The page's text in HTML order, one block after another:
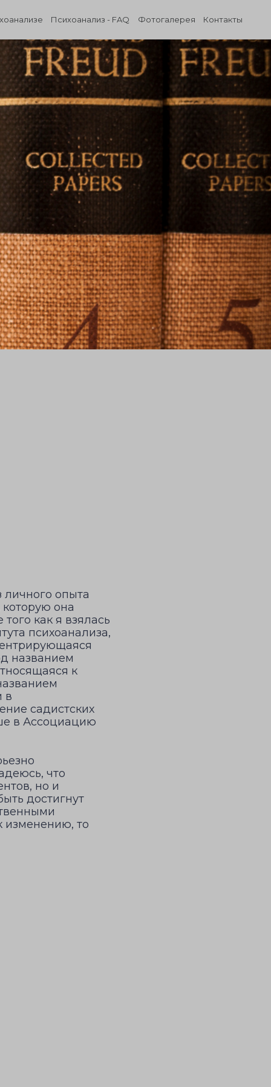
Психоанализ - FAQ Фотогалерея Контакты
опыта
она
как я взялась
психоанализа,
названием
к
в
садистских
в Ассоциацию
что
но и
достигнут
изменению, то